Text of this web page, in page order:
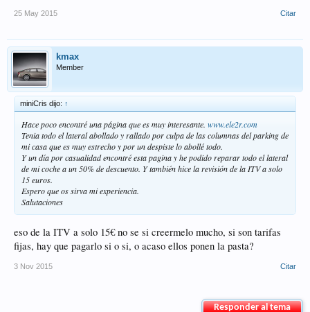
25 May 2015 Citar
kmax
Member
miniCris dijo: ↑
Hace poco encontré una página que es muy interesante. www.ele2r.com
Tenia todo el lateral abollado y rallado por culpa de las columnas del parking de
mi casa que es muy estrecho y por un despiste lo abollé todo.
Y un día por casualidad encontré esta pagina y he podido reparar todo el lateral
de mi coche a un 50% de descuento. Y también hice la revisión de la ITV a solo
15 euros.
Espero que os sirva mi experiencia.
Salutaciones
eso de la ITV a solo 15€ no se si creermelo mucho, si son tarifas
fijas, hay que pagarlo si o si, o acaso ellos ponen la pasta?
3 Nov 2015 Citar
Responder al tema